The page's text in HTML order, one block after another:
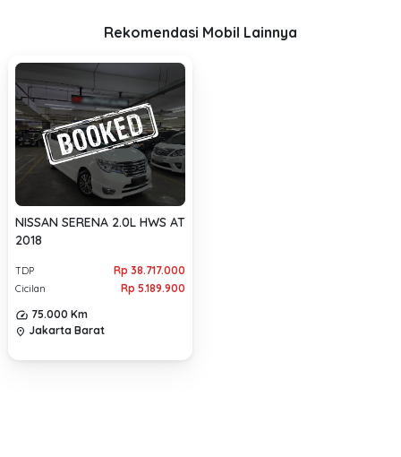
Rekomendasi Mobil Lainnya
NISSAN SERENA 2.0L HWS AT
2018
TDP Rp 38.717.000
Cicilan
Rp 5.189.900
75.000 Km
location_on Jakarta Barat